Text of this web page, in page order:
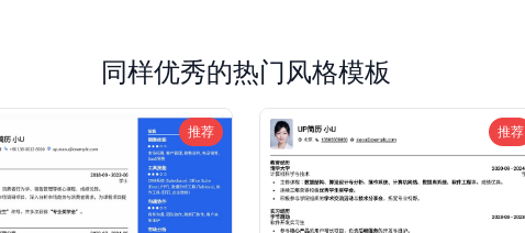
同样优秀的热门风格模板
推荐 推荐